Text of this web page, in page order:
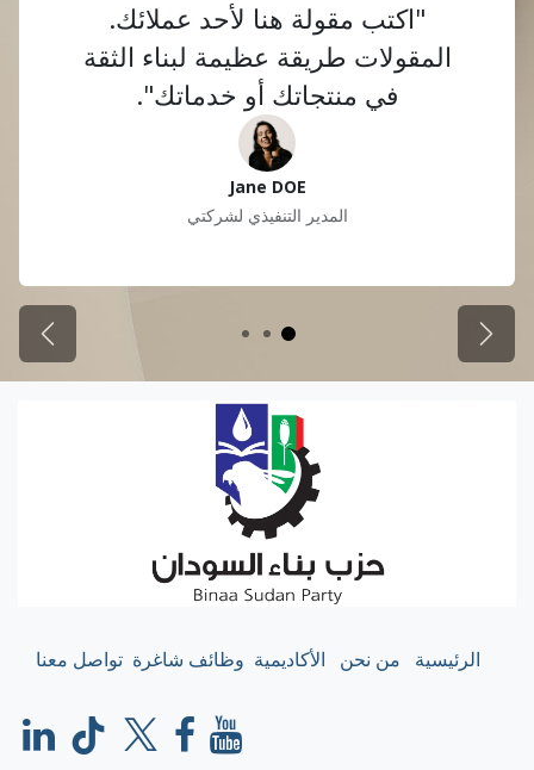
"اكتب مقولة هنا لأحد عملائك.
المقولات طريقة عظيمة لبناء الثقة
في منتجاتك أو خدماتك".
Jane DOE
المدير التنفيذي لشركتي
السابق التالي
الرئيسية من نحن الأكاديمية وظائف شاغرة تواصل معنا